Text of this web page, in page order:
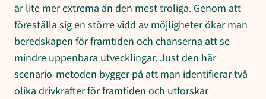
är lite mer extrema än den mest troliga. Genom att
föreställa sig en större vidd av möjligheter ökar man
beredskapen för framtiden och chanserna att se
mindre uppenbara utvecklingar. Just den här
scenario-metoden bygger på att man identifierar två
olika drivkrafter för framtiden och utforskar